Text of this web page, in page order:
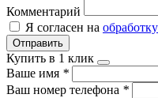
Комментарий
Я согласен на
Отправить
Купить в 1 клик
Ваше имя *
Ваш номер телефона *